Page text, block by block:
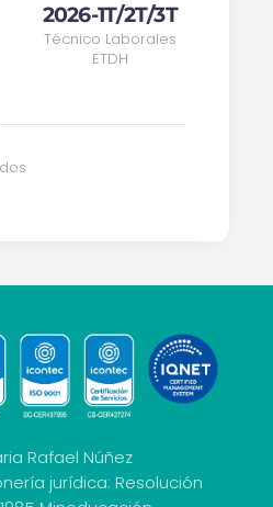
2026-1T/2T/3T
Técnico Laborales
ETDH
Rafael Núñez
jurídica: Resolución